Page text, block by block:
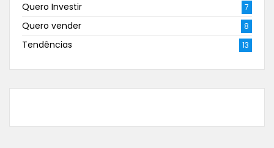
Quero Investir 7
Quero vender 8
Tendências 13